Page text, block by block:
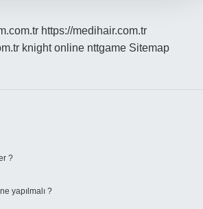
https://medihair.com.tr
knight online nttgame Sitemap
?
yapılmalı ?